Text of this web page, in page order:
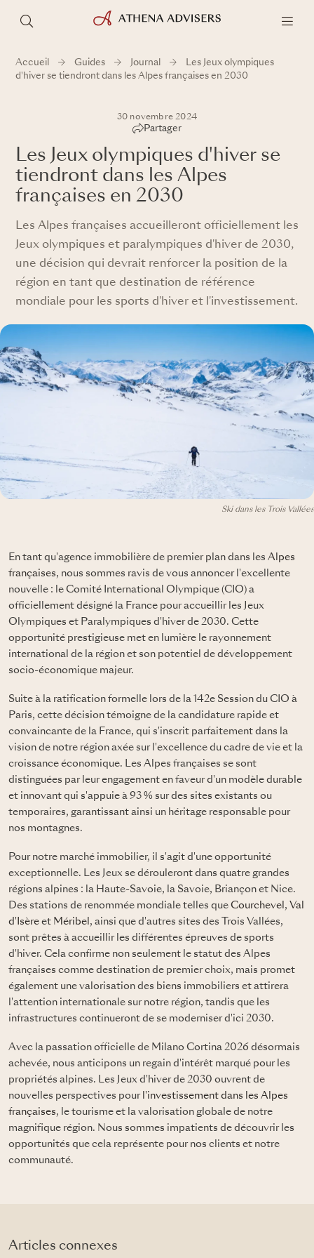
Accueil Guides Journal
Les Jeux olympiques
d'hiver se tiendront dans les Alpes françaises en 2030
30 novembre 2024
Partager
Les Jeux olympiques d'hiver se
tiendront dans les Alpes
françaises en 2030
Les Alpes françaises accueilleront officiellement les
Jeux olympiques et paralympiques d'hiver de 2030,
une décision qui devrait renforcer la position de la
région en tant que destination de référence
mondiale pour les sports d'hiver et l'investissement.
Ski dans les Trois Vallées
En tant qu'agence immobilière de premier plan dans les Alpes
françaises, nous sommes ravis de vous annoncer l'excellente
nouvelle : le Comité International Olympique (CIO) a
officiellement désigné la France pour accueillir les Jeux
Olympiques et Paralympiques d'hiver de 2030. Cette
opportunité prestigieuse met en lumière le rayonnement
international de la région et son potentiel de développement
socio-économique majeur.
Suite à la ratification formelle lors de la 142e Session du CIO à
Paris, cette décision témoigne de la candidature rapide et
convaincante de la France, qui s'inscrit parfaitement dans la
vision de notre région axée sur l'excellence du cadre de vie et la
croissance économique. Les Alpes françaises se sont
distinguées par leur engagement en faveur d'un modèle durable
et innovant qui s'appuie à 93 % sur des sites existants ou
temporaires, garantissant ainsi un héritage responsable pour
nos montagnes.
Pour notre marché immobilier, il s'agit d'une opportunité
exceptionnelle. Les Jeux se dérouleront dans quatre grandes
régions alpines : la Haute-Savoie, la Savoie, Briançon et Nice.
Des stations de renommée mondiale telles que Courchevel , Val
d'Isère et Méribel , ainsi que d'autres sites des Trois Vallées,
sont prêtes à accueillir les différentes épreuves de sports
d'hiver. Cela confirme non seulement le statut des Alpes
françaises comme destination de premier choix, mais promet
également une valorisation des biens immobiliers et attirera
l'attention internationale sur notre région, tandis que les
infrastructures continueront de se moderniser d'ici 2030.
Avec la passation officielle de Milano Cortina 2026 désormais
achevée, nous anticipons un regain d'intérêt marqué pour les
propriétés alpines. Les Jeux d'hiver de 2030 ouvrent de
nouvelles perspectives pour l'investissement dans les Alpes
françaises, le tourisme et la valorisation globale de notre
magnifique région. Nous sommes impatients de découvrir les
opportunités que cela représente pour nos clients et notre
communauté.
Articles connexes